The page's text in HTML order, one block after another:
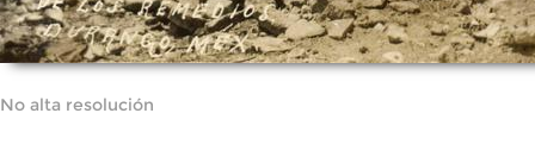
No alta resolución